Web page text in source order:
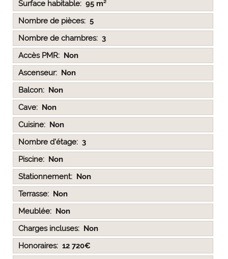
Surface habitable
95 m²
Nombre de pièces
5
Nombre de chambres
3
Accès PMR
Non
Ascenseur
Non
Balcon
Non
Cave
Non
Cuisine
Non
Nombre d'étage
3
Piscine
Non
Stationnement
Non
Terrasse
Non
Meublée
Non
Charges incluses
Non
Honoraires
12 720€